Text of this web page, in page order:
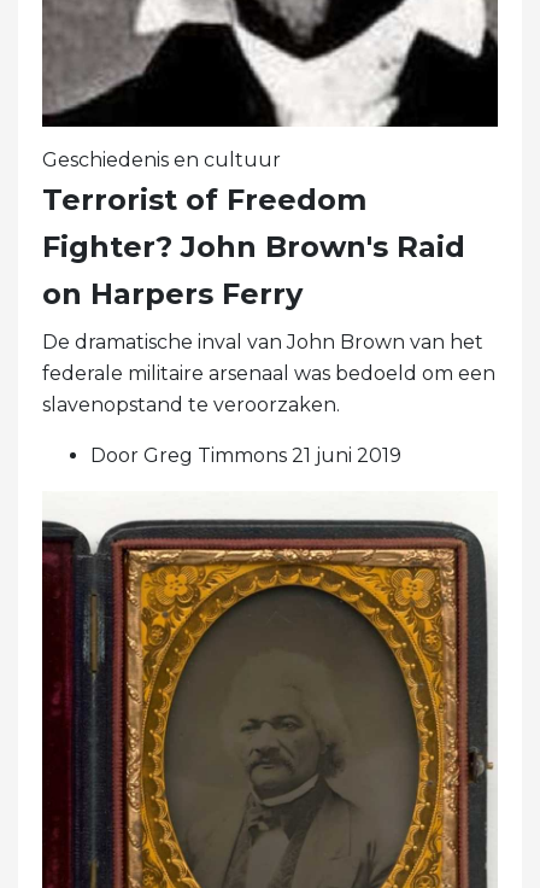
Geschiedenis en cultuur
Terrorist of Freedom
Fighter? John Brown's Raid
on Harpers Ferry
De dramatische inval van John Brown van het
federale militaire arsenaal was bedoeld om een
​​slavenopstand te veroorzaken.
Door Greg Timmons 21 juni 2019